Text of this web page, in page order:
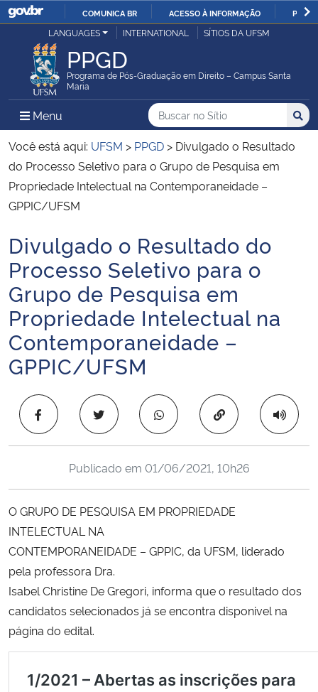
IR
O
COMUNICA BR ACESSO À INFORMAÇÃO
Ministério da Justiça e Segurança Pública
Ministério da Defesa
Ministério das Relações Exteriores
Ministério da Economia
Ministério da Agricultura, Pecuária e Abastecimento
Ministério da Educação
Ministério da Cidadania
Ministério da Saúde
Ministério de Minas e Energia
Ministério da Ciência, Tecnologia, Inovações e Comunicações
Ministério do Turismo
Ministério do Desenvolvimento Regional
Controladoria-Geral da União
Ministério da Mulher, da Família e dos Direitos Humanos
LANGUAGES INTERNATIONAL SÍTIOS DA UFSM
PPGD
Programa de Pós-Graduação em Direito – Campus Santa
Maria
Menu Menu Principal do Sítio
Busca
Buscar no no Sítio
Busca:
Você está aqui: UFSM > PPGD > Divulgado o Resultado
do Processo Seletivo para o Grupo de Pesquisa em
Propriedade Intelectual na Contemporaneidade –
GPPIC/UFSM
Início do conteúdo
Divulgado o Resultado do
Processo Seletivo para o
Grupo de Pesquisa em
Propriedade Intelectual na
Contemporaneidade –
GPPIC/UFSM
Copiar para área
Publicado em 01/06/2021, 10h26
O GRUPO DE PESQUISA EM PROPRIEDADE
INTELECTUAL NA
CONTEMPORANEIDADE – GPPIC, da UFSM, liderado
pela professora Dra.
Isabel Christine De Gregori, informa que o resultado dos
candidatos selecionados já se encontra disponivel na
página do edital.